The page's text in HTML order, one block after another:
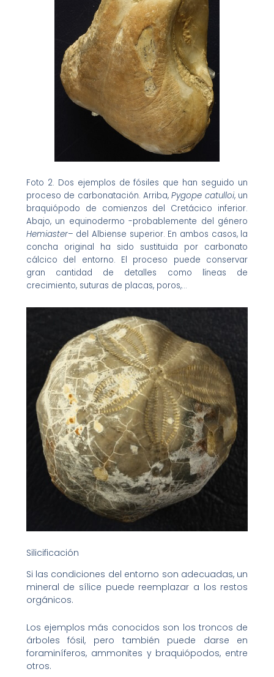
Foto 2. Dos ejemplos de fósiles que han seguido un
proceso de carbonatación. Arriba,Pygope catulloi, un
braquiópodo de comienzos del Cretácico inferior.
Abajo, un equinodermo -probablemente del género
Hemiaster– del Albiense superior. En ambos casos, la
concha original ha sido sustituida por carbonato
cálcico del entorno. El proceso puede conservar
gran cantidad de detalles como líneas de
crecimiento, suturas de placas, poros,…
Silicificación
Si las condiciones del entorno son adecuadas, un
mineral de sílice puede reemplazar a los restos
orgánicos.
Los ejemplos más conocidos son los troncos de
árboles fósil, pero también puede darse en
foraminíferos, ammonites y braquiópodos, entre
otros.